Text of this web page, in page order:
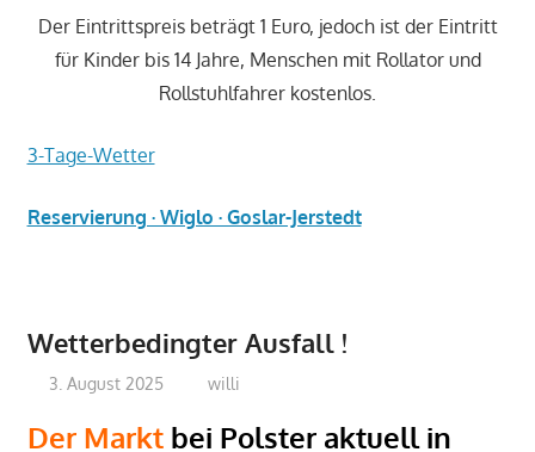
Der Eintrittspreis beträgt 1 Euro, jedoch ist der Eintritt
für Kinder bis 14 Jahre, Menschen mit Rollator und
Rollstuhlfahrer kostenlos.
3-Tage-Wetter
Reservierung · Wiglo · Goslar-Jerstedt
Wetterbedingter Ausfall !
3. August 2025 willi
Der Marktbei Polster aktuell in